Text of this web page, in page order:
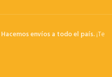
Hacemos envíos a todo el país.¡Te